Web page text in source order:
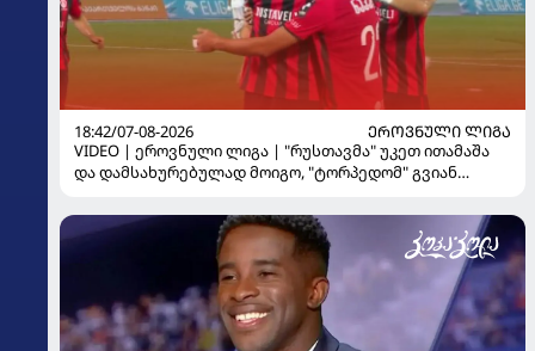
18:42/07-08-2026
ᲔᲠᲝᲕᲜᲣᲚᲘ ᲚᲘᲒᲐ
VIDEO | ეროვნული ლიგა | "რუსთავმა" უკეთ ითამაშა
და დამსახურებულად მოიგო, "ტორპედომ" გვიან